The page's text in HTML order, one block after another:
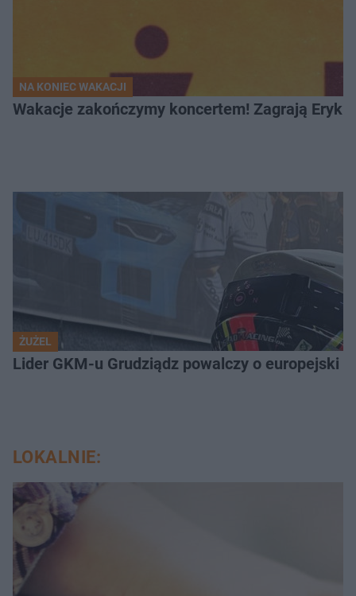
NA KONIEC WAKACJI
Wakacje zakończymy koncertem! Zagrają Eryk
ŻUŻEL
Lider GKM-u Grudziądz powalczy o europejski
LOKALNIE: